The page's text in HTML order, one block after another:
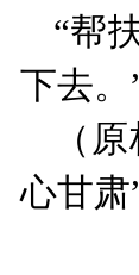
“帮
下去
（
心甘